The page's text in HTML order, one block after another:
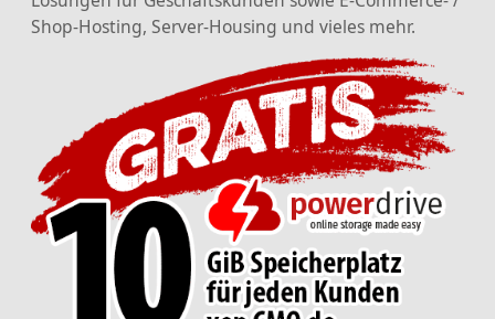
Shop-Hosting, Server-Housing und vieles mehr.